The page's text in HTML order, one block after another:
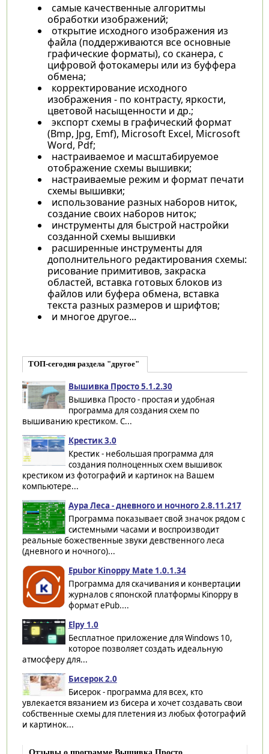
самые качественные алгоритмы
обработки изображений;
открытие исходного изображения из
файла (поддерживаются все основные
графические форматы), со сканера, с
цифровой фотокамеры или из буффера
обмена;
корректирование исходного
изображения - по контрасту, яркости,
цветовой насыщенности и др.;
экспорт схемы в графический формат
(Bmp, Jpg, Emf), Microsoft Excel, Microsoft
Word, Pdf;
настраиваемое и масштабируемое
отображение схемы вышивки;
настраиваемые режим и формат печати
схемы вышивки;
использование разных наборов ниток,
создание своих наборов ниток;
инструменты для быстрой настройки
созданной схемы вышивки
расширенные инструменты для
дополнительного редактирования схемы:
рисование примитивов, закраска
областей, вставка готовых блоков из
файлов или буфера обмена, вставка
текста разных размеров и шрифтов;
и многое другое...
ТОП-сегодня раздела "другое"
Вышивка Просто 5.1.2.30
Вышивка Просто - простая и удобная
программа для создания схем по
вышиванию крестиком. С...
Крестик 3.0
Крестик - небольшая программа для
создания полноценных схем вышивок
крестиком из фотографий и картинок на Вашем
компьютере...
Аура Леса - дневного и ночного 2.8.11.217
Программа показывает свой значок рядом с
системными часами и воспроизводит
реальные божественные звуки девственного леса
(дневного и ночного)...
Epubor Kinoppy Mate 1.0.1.34
Программа для скачивания и конвертации
журналов с японской платформы Kinoppy в
формат ePub....
Elpy 1.0
Бесплатное приложение для Windows 10,
которое позволяет создать идеальную
атмосферу для...
Бисерок 2.0
Бисерок - программа для всех, кто
увлекается вязанием из бисера и хочет создавать свои
собственные схемы для плетения из любых фотографий
и картинок...